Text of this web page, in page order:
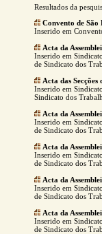
Resultados da
Convento de
Inserido em
Acta da
Inserido em
de Sindicato dos
Acta das Secções
Inserido em
Sindicato dos
Acta da
Inserido em
de Sindicato dos
Acta da
Inserido em
de Sindicato dos
Acta da
Inserido em
de Sindicato dos
Acta da
Inserido em
de Sindicato dos